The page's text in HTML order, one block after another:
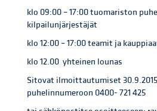
klo 09:00 – 17:00 tuomariston
kilpailunjärjestäjät
klo 12:00 – 17:00 teamit ja
klo 12.00 yhteinen lounas
Sitovat ilmoittautumiset
puhelinnumeroon 0400- 721 425